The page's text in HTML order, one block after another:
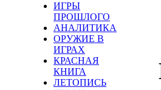
ИГРЫ
ПРОШЛОГО
АНАЛИТИКА
ОРУЖИЕ В
ИГРАХ
КРАСНАЯ
КНИГА
ЛЕТОПИСЬ